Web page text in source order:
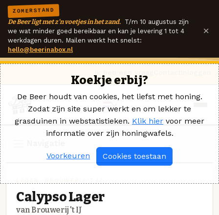
ZOMERSTAND
De Beer ligt met z'n voetjes in het zand. T/m 10 augustus zijn
we wat minder goed bereikbaar en kan je levering 1 tot 4
werkdagen duren. Mailen werkt het snelst:
hello@beerinabox.nl
×
Calypso Lager
van Brouwerij 't IJ
Koekje erbij?
De Beer houdt van cookies, het liefst met honing.
Zodat zijn site super werkt en om lekker te
grasduinen in webstatistieken. Klik hier voor meer
informatie over zijn honingwafels.
Voorkeuren Cookies toestaan